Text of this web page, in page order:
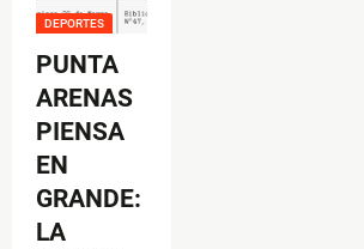
DEPORTES
PUNTA
ARENAS
PIENSA
EN
GRANDE:
LA